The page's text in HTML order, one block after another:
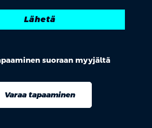
Lähetä
suoraan myyjältä
Varaa tapaaminen